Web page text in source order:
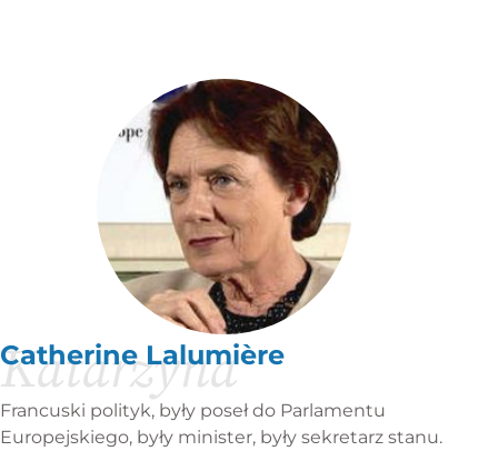
Katarzyna
Catherine Lalumière
Francuski polityk, były poseł do Parlamentu
Europejskiego, były minister, były sekretarz stanu.